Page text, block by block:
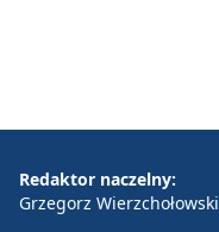
Redaktor naczelny:
Grzegorz Wierzchołowski